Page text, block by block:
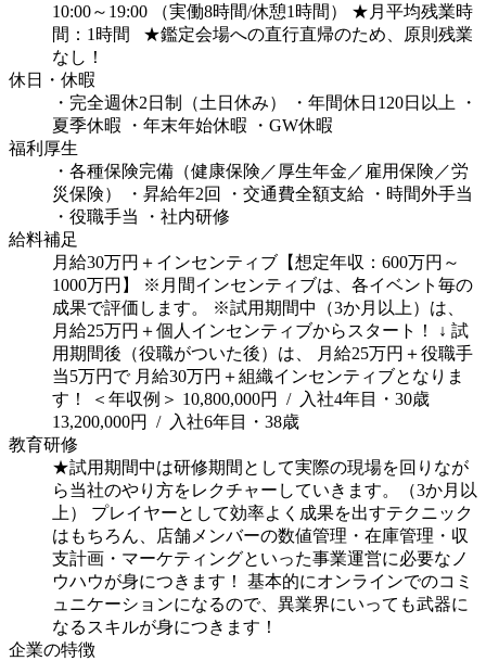
10:00～19:00 （実働8時間/休憩1時間）
★月平均残業時
間：1時間
★鑑定会場への直行直帰のため、原則残業
なし！
休日・休暇
・完全週休2日制（土日休み）
・年間休日120日以上
・
夏季休暇
・年末年始休暇
・GW休暇
福利厚生
・各種保険完備（健康保険／厚生年金／雇用保険／労
災保険）
・昇給年2回 ・交通費全額支給
・時間外手当
・役職手当
・社内研修
給料補足
月給30万円＋インセンティブ【想定年収：600万円～
1000万円】
※月間インセンティブは、各イベント毎の
成果で評価します。
※試用期間中（3か月以上）は、
月給25万円＋個人インセンティブからスタート！
↓ 試
用期間後（役職がついた後）は、
月給25万円＋役職手
当5万円で 月給30万円＋組織インセンティブとなりま
す！
＜年収例＞ 10,800,000円 / 入社4年目・30歳
13,200,000円 / 入社6年目・38歳
教育研修
★試用期間中は研修期間として実際の現場を回りなが
ら当社のやり方をレクチャーしていきます。（3か月以
上）
プレイヤーとして効率よく成果を出すテクニック
はもちろん、店舗メンバーの数値管理・在庫管理・収
支計画・マーケティングといった事業運営に必要なノ
ウハウが身につきます！
基本的にオンラインでのコミ
ュニケーションになるので、異業界にいっても武器に
なるスキルが身につきます！
企業の特徴